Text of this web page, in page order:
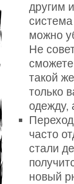
другим
можно
Не
такой
только
одежду,
часто
стали
новый